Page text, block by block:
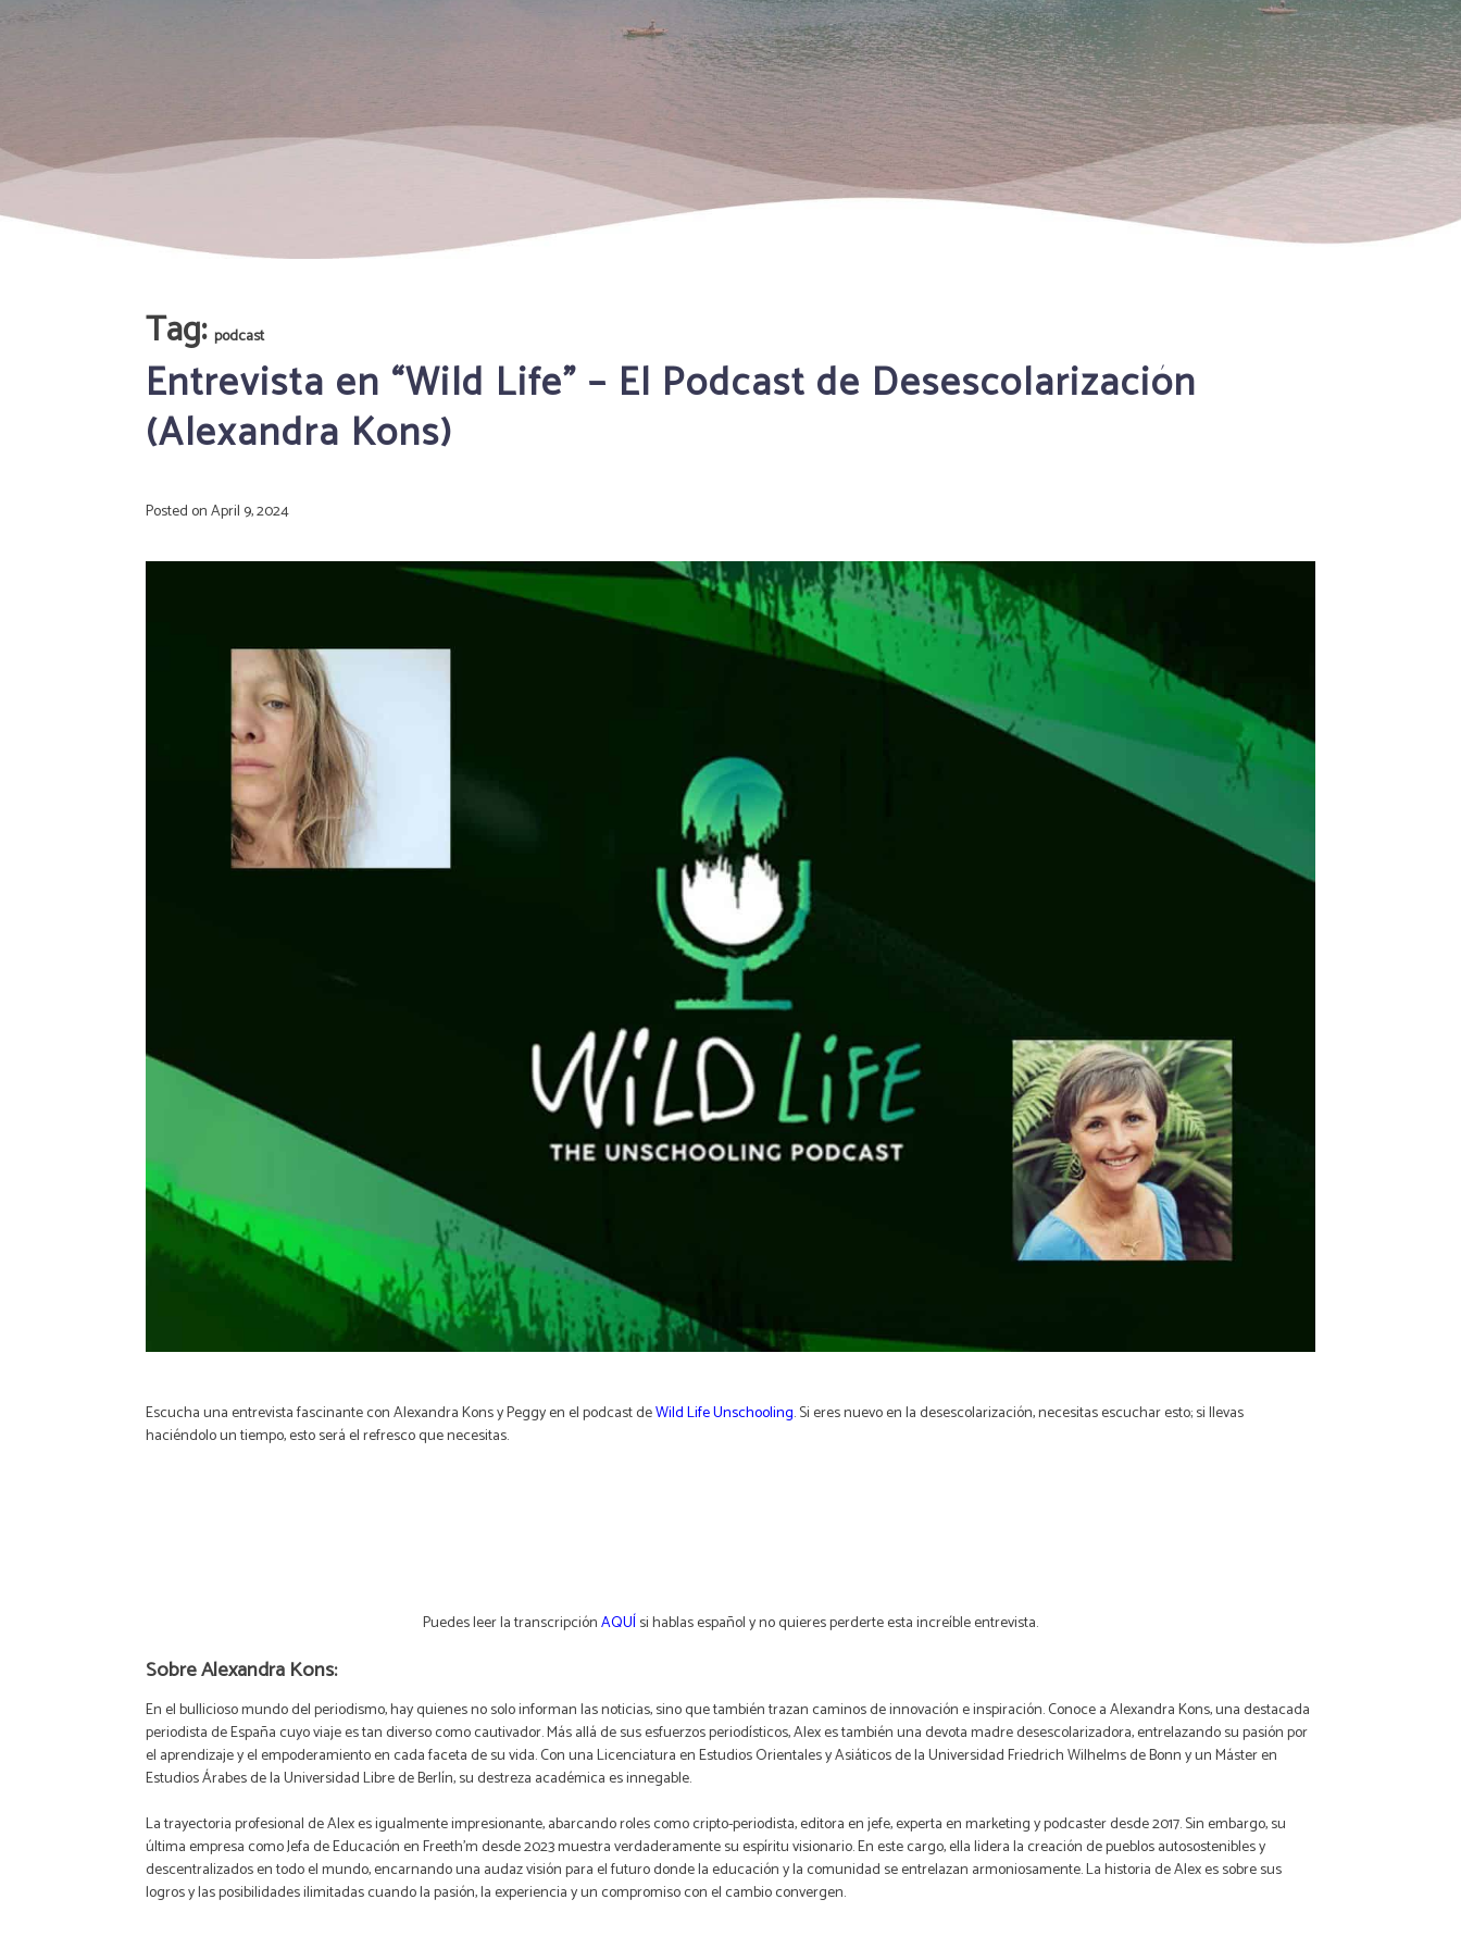
Tag:podcast
Entrevista en “Wild Life” – El Podcast de Desescolarización
(Alexandra Kons)
Posted onApril 9, 2024
Escucha una entrevista fascinante con Alexandra Kons y Peggy en el podcast deWild Life Unschooling. Si eres nuevo en la desescolarización, necesitas escuchar esto; si llevas
haciéndolo un tiempo, esto será el refresco que necesitas.
Puedes leer la transcripciónAQUÍsi hablas español y no quieres perderte esta increíble entrevista.
Sobre Alexandra Kons:
En el bullicioso mundo del periodismo, hay quienes no solo informan las noticias, sino que también trazan caminos de innovación e inspiración. Conoce a Alexandra Kons, una destacada
periodista de España cuyo viaje es tan diverso como cautivador. Más allá de sus esfuerzos periodísticos, Alex es también una devota madre desescolarizadora, entrelazando su pasión por
el aprendizaje y el empoderamiento en cada faceta de su vida. Con una Licenciatura en Estudios Orientales y Asiáticos de la Universidad Friedrich Wilhelms de Bonn y un Máster en
Estudios Árabes de la Universidad Libre de Berlín, su destreza académica es innegable.
La trayectoria profesional de Alex es igualmente impresionante, abarcando roles como cripto-periodista, editora en jefe, experta en marketing y podcaster desde 2017. Sin embargo, su
última empresa como Jefa de Educación en Freeth’m desde 2023 muestra verdaderamente su espíritu visionario. En este cargo, ella lidera la creación de pueblos autosostenibles y
descentralizados en todo el mundo, encarnando una audaz visión para el futuro donde la educación y la comunidad se entrelazan armoniosamente. La historia de Alex es sobre sus
logros y las posibilidades ilimitadas cuando la pasión, la experiencia y un compromiso con el cambio convergen.